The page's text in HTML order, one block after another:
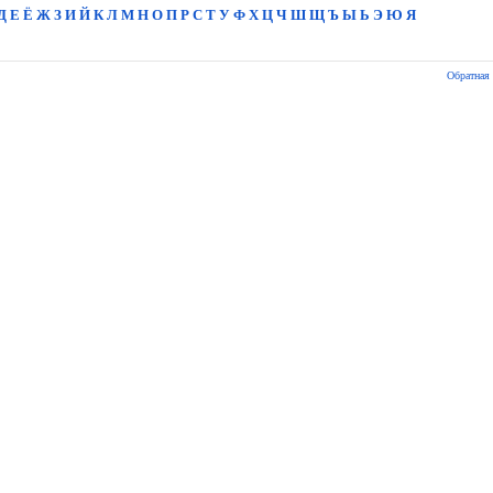
Е Ё Ж З И Й К Л М Н О П Р С Т У Ф Х Ц Ч Ш Щ Ъ Ы Ь Э Ю Я
Обратная